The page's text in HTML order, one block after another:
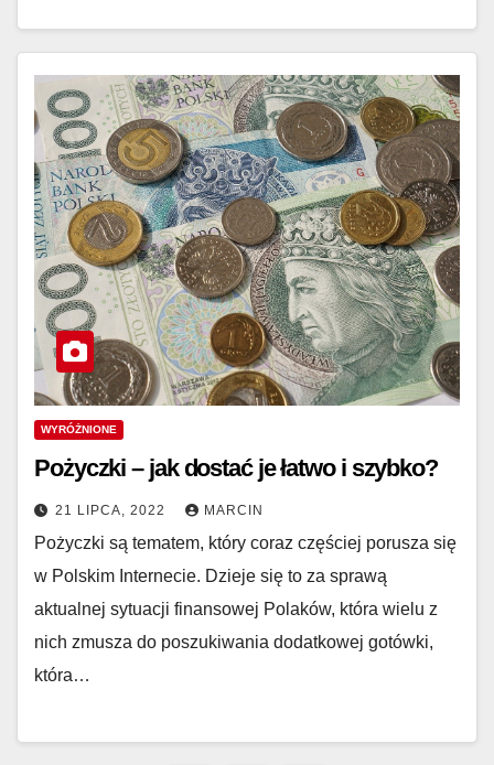
WYRÓŻNIONE
Pożyczki – jak dostać je łatwo i szybko?
21 LIPCA, 2022 MARCIN
Pożyczki są tematem, który coraz częściej porusza się
w Polskim Internecie. Dzieje się to za sprawą
aktualnej sytuacji finansowej Polaków, która wielu z
nich zmusza do poszukiwania dodatkowej gotówki,
która…